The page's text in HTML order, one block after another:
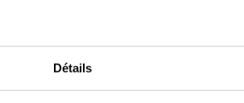
Détails
de l'obésité et